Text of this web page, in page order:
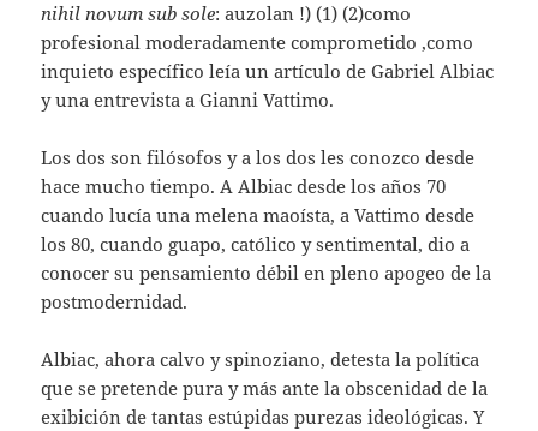
nihil novum sub sole: auzolan !) (1) (2)como
profesional moderadamente comprometido ,como
inquieto específico leía un artículo de Gabriel Albiac
y una entrevista a Gianni Vattimo.
Los dos son filósofos y a los dos les conozco desde
hace mucho tiempo. A Albiac desde los años 70
cuando lucía una melena maoísta, a Vattimo desde
los 80, cuando guapo, católico y sentimental, dio a
conocer su pensamiento débil en pleno apogeo de la
postmodernidad.
Albiac, ahora calvo y spinoziano, detesta la política
que se pretende pura y más ante la obscenidad de la
exibición de tantas estúpidas purezas ideológicas. Y